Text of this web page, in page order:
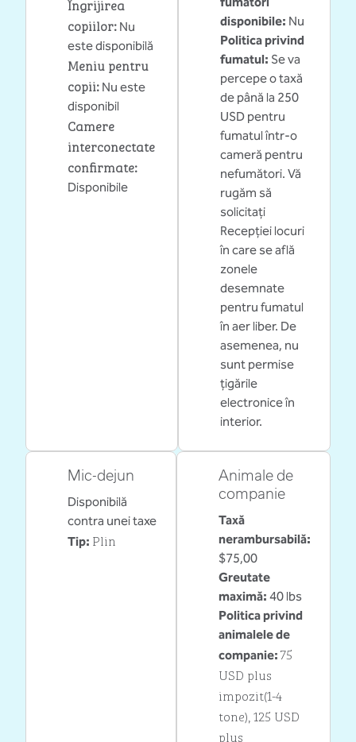
Îngrijirea
copiilor: Nu
este disponibilă
Meniu pentru
copii: Nu este
disponibil
Camere
interconectate
confirmate:
Disponibile
disponibile: Nu
Politica privind
fumatul: Se va
percepe o taxă
de până la 250
USD pentru
fumatul într-o
cameră pentru
nefumători. Vă
rugăm să
solicitați
Recepției locuri
în care se află
zonele
desemnate
pentru fumatul
în aer liber. De
asemenea, nu
sunt permise
țigările
electronice în
interior.
Mic-dejun
Disponibilă
contra unei taxe
Tip: Plin
Animale de
companie
Taxă
nerambursabilă:
$75,00
Greutate
maximă: 40 lbs
Politica privind
animalele de
companie: 75
USD plus
impozit(1-4
tone), 125 USD
plus